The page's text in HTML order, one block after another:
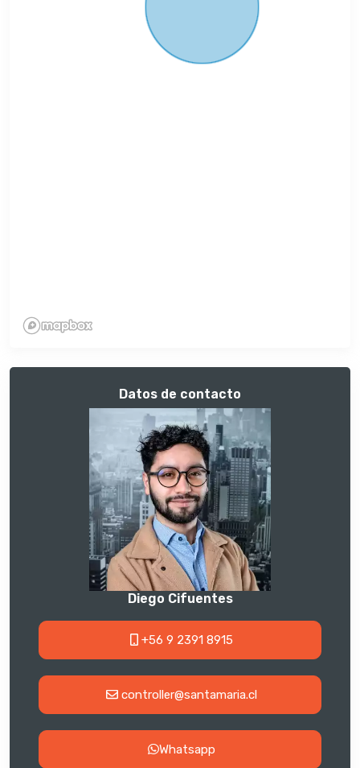
Datos de contacto
Diego Cifuentes
+56 9 2391 8915
controller@santamaria.cl
Whatsapp